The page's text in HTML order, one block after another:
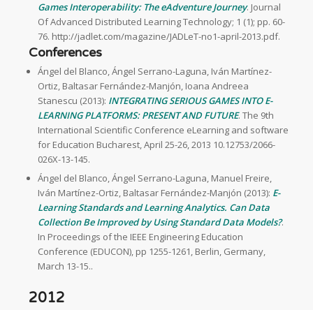
Games Interoperability: The eAdventure Journey. Journal
Of Advanced Distributed Learning Technology; 1 (1); pp. 60-
76. http://jadlet.com/magazine/JADLeT-no1-april-2013.pdf.
Conferences
Ángel del Blanco, Ángel Serrano-Laguna, Iván Martínez-
Ortiz, Baltasar Fernández-Manjón, Ioana Andreea
Stanescu (2013): INTEGRATING SERIOUS GAMES INTO E-
LEARNING PLATFORMS: PRESENT AND FUTURE. The 9th
International Scientific Conference eLearning and software
for Education Bucharest, April 25-26, 2013 10.12753/2066-
026X-13-145.
Ángel del Blanco, Ángel Serrano-Laguna, Manuel Freire,
Iván Martínez-Ortiz, Baltasar Fernández-Manjón (2013): E-
Learning Standards and Learning Analytics. Can Data
Collection Be Improved by Using Standard Data Models?.
In Proceedings of the IEEE Engineering Education
Conference (EDUCON), pp 1255-1261, Berlin, Germany,
March 13-15..
2012